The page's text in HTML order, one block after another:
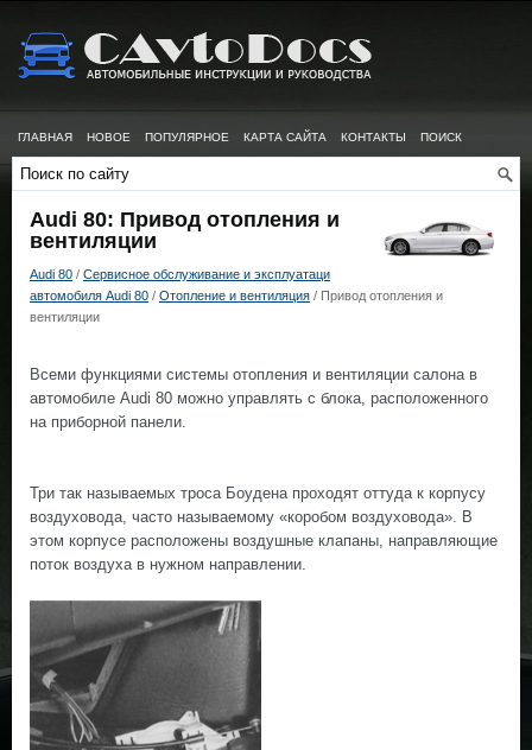
ГЛАВНАЯ НОВОЕ ПОПУЛЯРНОЕ КАРТА САЙТА КОНТАКТЫ ПОИСК
Audi 80: Привод отопления и
вентиляции
Audi 80 / Сервисное обслуживание и эксплуатаци
автомобиля Audi 80 / Отопление и вентиляция / Привод отопления и
вентиляции
Всеми функциями системы отопления и вентиляции салона в
автомобиле Audi 80 можно управлять с блока, расположенного
на приборной панели.
Три так называемых троса Боудена проходят оттуда к корпусу
воздуховода, часто называемому «коробом воздуховода». В
этом корпусе расположены воздушные клапаны, направляющие
поток воздуха в нужном направлении.